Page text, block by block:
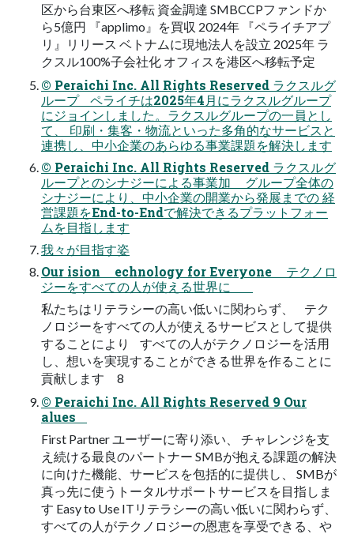
区から台東区へ移転 資金調達 SMBCCPファンドか
ら5億円 『applimo』を買収 2024年 『ペライチアプ
リ』リリース ベトナムに現地法人を設立 2025年 ラ
クスル100%子会社化 オフィスを港区へ移転予定
© Peraichi Inc. All Rights Reserved ラクスルグ
ループ ペライチは2025年4月にラクスルグループ
にジョインしました。ラクスルグループの一員とし
て、 印刷・集客・物流といった多角的なサービスと
連携し、中小企業のあらゆる事業課題を解決します
© Peraichi Inc. All Rights Reserved ラクスルグ
ループとのシナジーによる事業加 グループ全体の
シナジーにより、中小企業の開業から発展までの 経
営課題をEnd-to-Endで解決できるプラットフォー
ムを目指します
我々が目指す姿
Our ision echnology for Everyone テクノロ
ジーをすべての人が使える世界に
私たちはリテラシーの高い低いに関わらず、 テク
ノロジーをすべての人が使えるサービスとして提供
することにより すべての人がテクノロジーを活用
し、想いを実現することができる世界を作ることに
貢献します 8
© Peraichi Inc. All Rights Reserved 9 Our
alues
First Partner ユーザーに寄り添い、 チャレンジを支
え続ける最良のパートナー SMBが抱える課題の解決
に向けた機能、サービスを包括的に提供し、 SMBが
真っ先に使うトータルサポートサービスを目指しま
す Easy to Use ITリテラシーの高い低いに関わらず、
すべての人がテクノロジーの恩恵を享受できる、や